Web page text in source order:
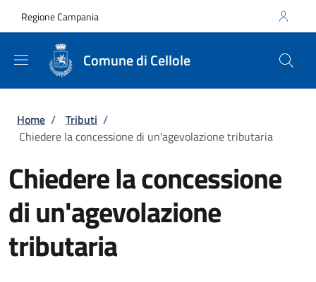
Regione Campania
Comune di Cellole
Briciole di pane
Home / Tributi /
Chiedere la concessione di un'agevolazione tributaria
Chiedere la concessione
di un'agevolazione
tributaria